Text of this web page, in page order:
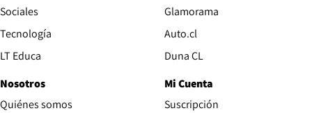
Sociales
Tecnología
LT Educa
Glamorama
Auto.clOpens in new window
Duna CLOpens in new window
Nosotros
Quiénes somos
Mi Cuenta
Suscripción